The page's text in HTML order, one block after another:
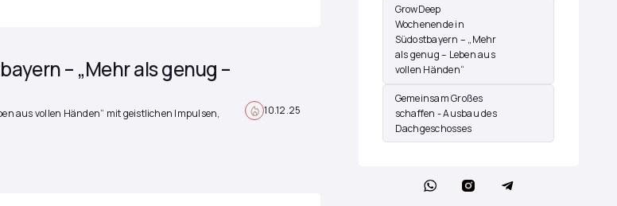
– „Mehr als genug –
aus vollen Händen“ mit geistlichen Impulsen,
10.12.25
GrowDeep
Wochenende in
Südostbayern – „Mehr
als genug – Leben aus
vollen Händen“
Gemeinsam Großes
schaffen - Ausbau des
Dachgeschosses